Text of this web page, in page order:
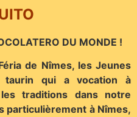
DU MONDE !
de Nîmes, les Jeunes
taurin qui a vocation à
traditions dans notre
particulièrement à Nîmes,